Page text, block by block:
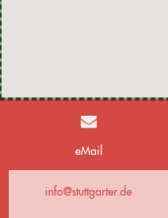
eMail
info@stuttgarter.de